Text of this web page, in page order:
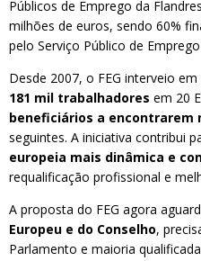
Públicos de Emprego da
milhões de euros, sendo 60%
pelo Serviço Público de
Desde 2007, o FEG interveio em
181 mil trabalhadores em 20
beneficiários a encontrarem
seguintes. A iniciativa contribui
europeia mais dinâmica e
requalificação profissional e
A proposta do FEG agora
Europeu e do Conselho,
Parlamento e maioria